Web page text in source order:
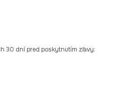
30 dní pred poskytnutím zľavy: